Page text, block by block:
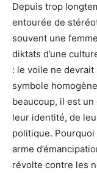
Depuis trop
entourée de
souvent une
diktats d’une
: le voile ne
symbole
beaucoup, il est
leur identité, de
politique.
arme
révolte contre les